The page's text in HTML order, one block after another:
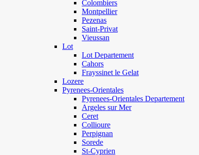
Colombiers
Montpellier
Pezenas
Saint-Privat
Vieussan
Lot
Lot Departement
Cahors
Frayssinet le Gelat
Lozere
Pyrenees-Orientales
Pyrenees-Orientales Departement
Argeles sur Mer
Ceret
Collioure
Perpignan
Sorede
St-Cyprien